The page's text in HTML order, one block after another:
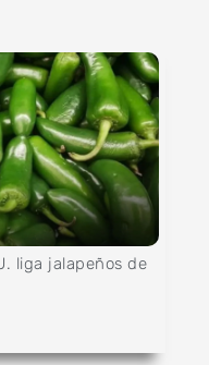
liga jalapeños de